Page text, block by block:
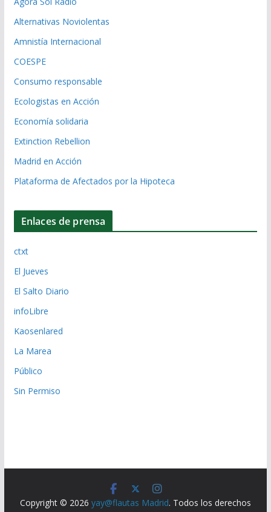
Alternativas Noviolentas
Amnistía Internacional
COESPE
Consumo responsable
Ecologistas en Acción
Economía solidaria
Extinction Rebellion
Madrid en Acción
Plataforma de Afectados por la Hipoteca
Enlaces de prensa
ctxt
El Jueves
El Salto Diario
infoLibre
Kaosenlared
La Marea
Público
Sin Permiso
Copyright © 2026 yay@flautas Madrid. Todos los derechos